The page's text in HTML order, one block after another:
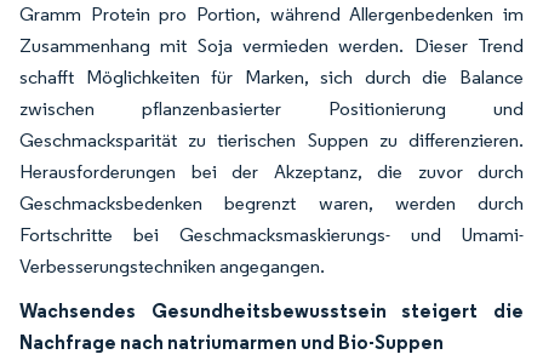
Gramm Protein pro Portion, während Allergenbedenken im
Zusammenhang mit Soja vermieden werden. Dieser Trend
schafft Möglichkeiten für Marken, sich durch die Balance
zwischen pflanzenbasierter Positionierung und
Geschmacksparität zu tierischen Suppen zu differenzieren.
Herausforderungen bei der Akzeptanz, die zuvor durch
Geschmacksbedenken begrenzt waren, werden durch
Fortschritte bei Geschmacksmaskierungs- und Umami-
Verbesserungstechniken angegangen.
Wachsendes Gesundheitsbewusstsein steigert die
Nachfrage nach natriumarmen und Bio-Suppen